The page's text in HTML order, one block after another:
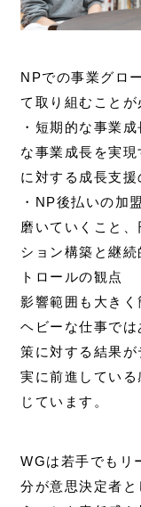
NPでの事業グロ
て取り組むことが
・短期的な事業
な事業成長を実現
に対する成長支援
・NP後払いの加
磨いていくこと
ション構築と継
トロールの観点
影響範囲も大き
ヘビーな仕事で
策に対する結果
実に前進してい
じています。
WGは若手でもリ
分が意思決定者